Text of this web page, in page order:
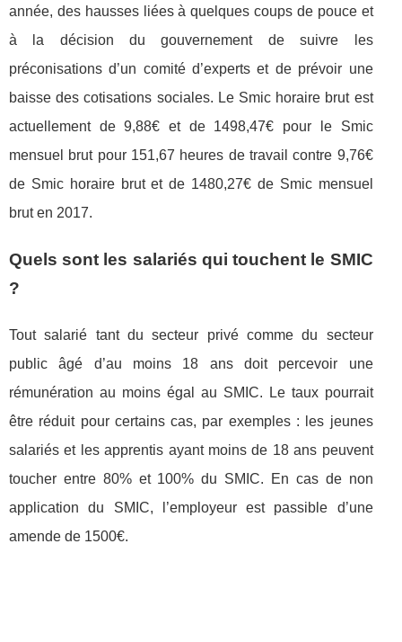
année, des hausses liées à quelques coups de pouce et
à la décision du gouvernement de suivre les
préconisations d’un comité d’experts et de prévoir une
baisse des cotisations sociales. Le Smic horaire brut est
actuellement de 9,88€ et de 1498,47€ pour le Smic
mensuel brut pour 151,67 heures de travail contre 9,76€
de Smic horaire brut et de 1480,27€ de Smic mensuel
brut en 2017.
Quels sont les salariés qui touchent le SMIC
?
Tout salarié tant du secteur privé comme du secteur
public âgé d’au moins 18 ans doit percevoir une
rémunération au moins égal au SMIC. Le taux pourrait
être réduit pour certains cas, par exemples : les jeunes
salariés et les apprentis ayant moins de 18 ans peuvent
toucher entre 80% et 100% du SMIC. En cas de non
application du SMIC, l’employeur est passible d’une
amende de 1500€.